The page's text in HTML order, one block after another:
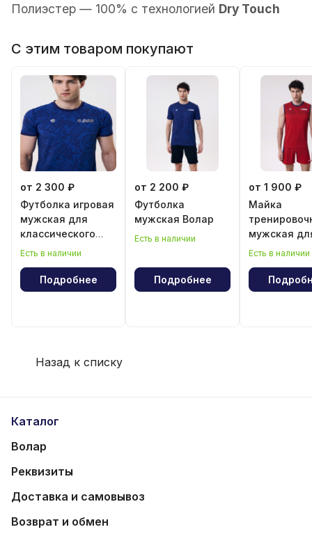
Полиэстер — 100% с технологией Dry Touch
С этим товаром покупают
от 2 300 ₽
Футболка игровая
мужская для
классического
волейбола
Есть в наличии
Подробнее
от 2 200 ₽
Футболка
мужская Волар
Есть в наличии
Подробнее
от 1 900 ₽
Майка
мужская
Есть в наличии
Назад к списку
Каталог
Волар
Реквизиты
Доставка и самовывоз
Возврат и обмен